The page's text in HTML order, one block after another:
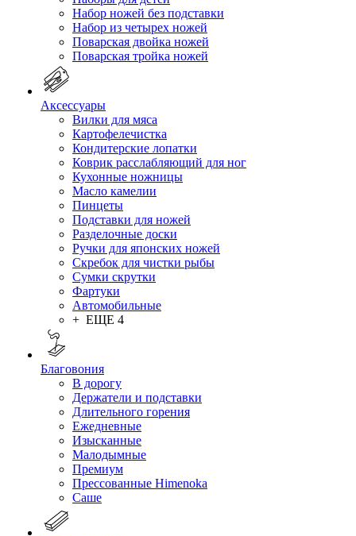
Набор ножей без подставки
Набор из четырех ножей
Поварская двойка ножей
Поварская тройка ножей
Аксессуары
Вилки для мяса
Картофелечистка
Кондитерские лопатки
Коврик расслабляющий для ног
Кухонные ножницы
Масло камелии
Пинцеты
Подставки для ножей
Разделочные доски
Ручки для японских ножей
Скребок для чистки рыбы
Сумки скрутки
Фартуки
Автомобильные
+ ЕЩЕ 4
Благовония
В дорогу
Держатели и подставки
Длительного горения
Ежедневные
Изысканные
Малодымные
Премиум
Прессованные Himenoka
Саше